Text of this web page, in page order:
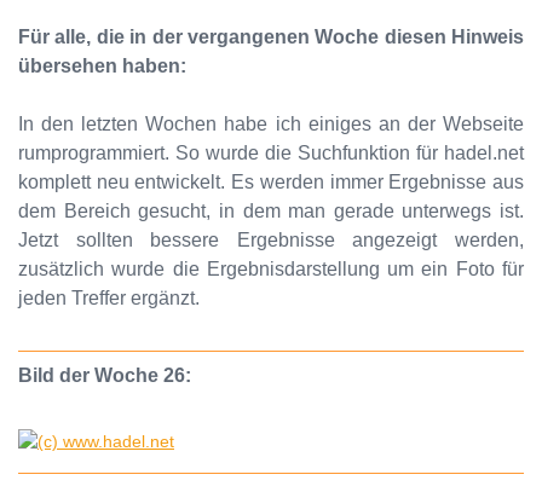
Für alle, die in der vergangenen Woche diesen Hinweis
übersehen haben:
In den letzten Wochen habe ich einiges an der Webseite
rumprogrammiert. So wurde die Suchfunktion für hadel.net
komplett neu entwickelt. Es werden immer Ergebnisse aus
dem Bereich gesucht, in dem man gerade unterwegs ist.
Jetzt sollten bessere Ergebnisse angezeigt werden,
zusätzlich wurde die Ergebnisdarstellung um ein Foto für
jeden Treffer ergänzt.
Bild der Woche 26: